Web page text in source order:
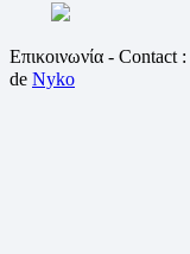
Επικοινωνία - Contact :
de Nyko